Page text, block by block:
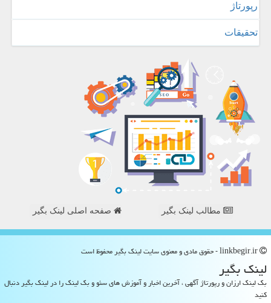
رپورتاژ
تحقیقات
مطالب لینک بگیر صفحه اصلی لینک بگیر
لینك بگیر
بک لینک ارزان و رپورتاژ آگهی ، آخرین اخبار و آموزش های سئو و بک لینک را در لینک بگیر دنبال
کنید